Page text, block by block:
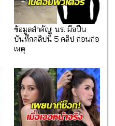
ข้อมูลสำคัญ! นร. มือปืน
บันทึกคลิปนี้ 5 คลิป ก่อนก่อ
เหตุ